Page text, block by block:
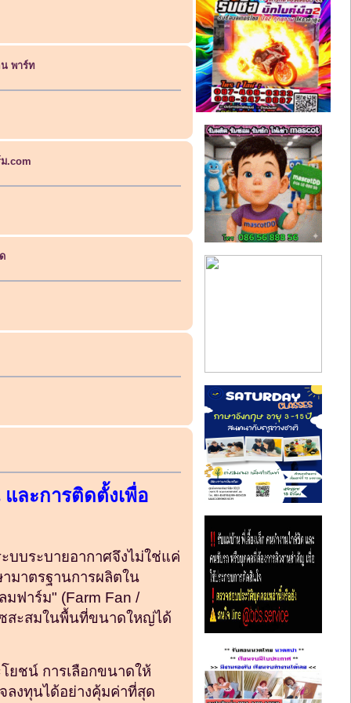
พาร์ท
.com
ละการติดตั้งเพื่อ
บบระบายอากาศจึงไม่ใช่แค่
มาตรฐานการผลิตใน
ฟาร์ม" (Farm Fan /
สะสมในพื้นที่ขนาดใหญ่ได้
ยชน์ การเลือกขนาดให้
ลงทุนได้อย่างคุ้มค่าที่สุด